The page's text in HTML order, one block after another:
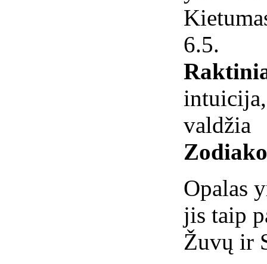
6.5.
valdžia
Opalas
jis taip
Žuvų ir